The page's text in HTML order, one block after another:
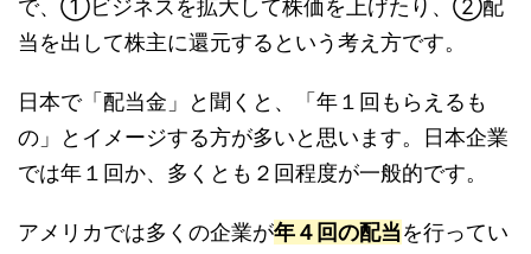
で、①ビジネスを拡大して株価を上げたり、②配
当を出して株主に還元するという考え方です。
日本で「配当金」と聞くと、「年１回もらえるも
の」とイメージする方が多いと思います。日本企業
では年１回か、多くとも２回程度が一般的です。
アメリカでは多くの企業が年４回の配当を行ってい